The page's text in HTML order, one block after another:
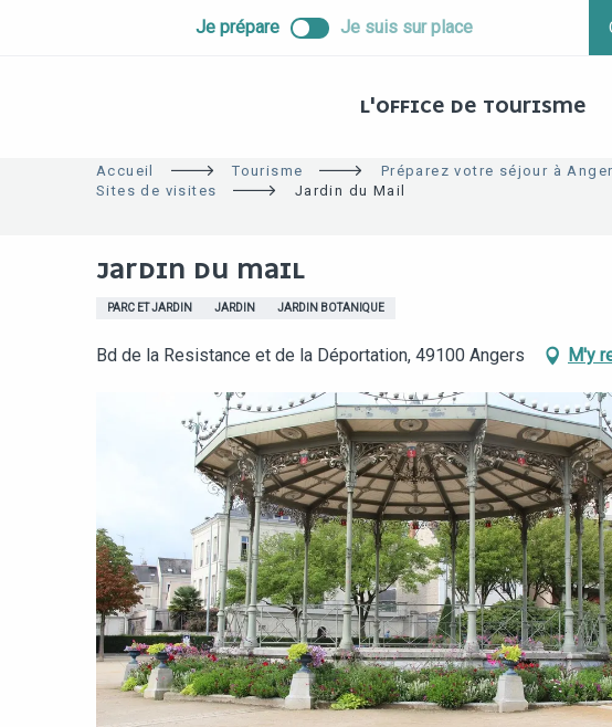
Je prépare Je suis sur place
L'OFFICE DE TOURISME
Accueil Tourisme Préparez votre séjour à
Sites de visites
Jardin du Mail
JARDIN DU MAIL
PARC ET JARDIN JARDIN JARDIN BOTANIQUE
Bd de la Resistance et de la Déportation, 49100 Angers M'y